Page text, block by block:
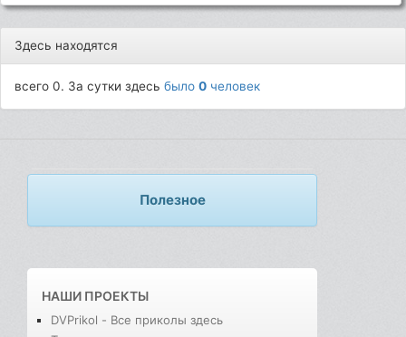
Здесь находятся
всего 0. За сутки здесьбыло0 человек
Полезное
НАШИ ПРОЕКТЫ
DVPrikol - Все приколы здесь